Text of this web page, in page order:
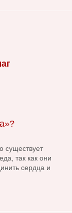
существует
так как они
сердца и